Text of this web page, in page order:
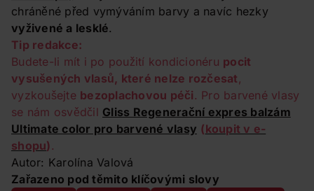
chráněné před vymýváním barvy a navíc hezky
vyživené a lesklé.
Tip redakce:
Budete-li mít i po použití kondicionéru pocit
vysušených vlasů, které nelze rozčesat ,
vyzkoušejte bezoplachovou péči. Pro barvené vlasy
se nám osvědčil Gliss Regenerační expres balzám
Ultimate color pro barvené vlasy (koupit v e-
shopu).
Autor: Karolína Valová
Zařazeno pod těmito klíčovými slovy